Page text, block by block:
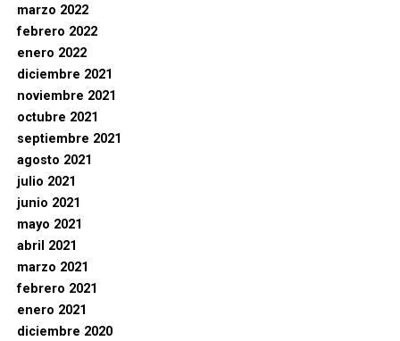
marzo 2022
febrero 2022
enero 2022
diciembre 2021
noviembre 2021
octubre 2021
septiembre 2021
agosto 2021
julio 2021
junio 2021
mayo 2021
abril 2021
marzo 2021
febrero 2021
enero 2021
diciembre 2020